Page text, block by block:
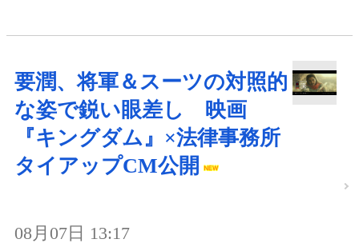
要潤、将軍＆スーツの対照的
な姿で鋭い眼差し 映画
『キングダム』×法律事務所
タイアップCM公開
08月07日 13:17